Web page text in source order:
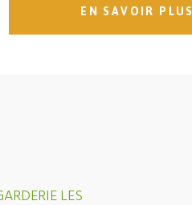
EN SAVOIR PLUS
LES